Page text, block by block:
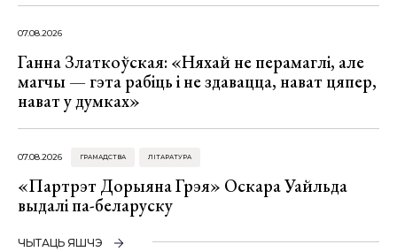
07.08.2026
Ганна Златкоўская: «Няхай не перамаглі, але
магчы — гэта рабіць і не здавацца, нават цяпер,
нават у думках»
07.08.2026 ГРАМАДСТВА ЛІТАРАТУРА
«Партрэт Дорыяна Грэя» Оскара Уайльда
выдалі па-беларуску
ЧЫТАЦЬ ЯШЧЭ